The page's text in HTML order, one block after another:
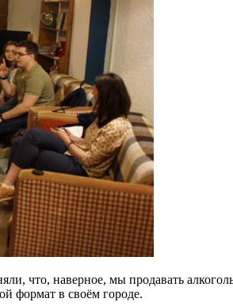
что, наверное, мы продавать
формат в своём городе.